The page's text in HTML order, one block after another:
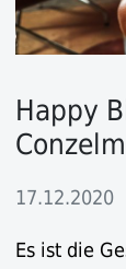
Happy
17.12.2020
Es ist die